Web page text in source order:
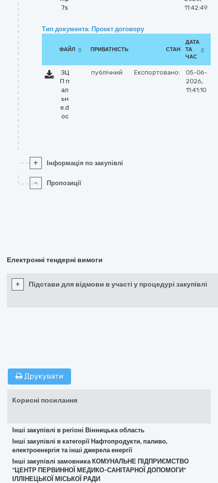
7s
11:42:49
Тип документа: Проект договору
ФАЙЛ ПРИВАТНІСТЬ СТАН
ДАТА
ТА
ЧАС
ЗЦ
П п
ал
ьн
е.d
oc
публічний Експортовано:
05-06-
2026,
11:41:10
+ Інформація по закупівлі
- Пропозиції
Електронні тендерні вимоги
+ Підстави для відмови в участі у процедурі закупівлі
Друкувати
Корисні посилання
Інші закупівлі в регіоні Вінницька область
Інші закупівлі в категорії Нафтопродукти, паливо,
електроенергія та інші джерела енергії
Інші закупівлі замовника КОМУНАЛЬНЕ ПІДПРИЄМСТВО
"ЦЕНТР ПЕРВИННОЇ МЕДИКО-САНІТАРНОЇ ДОПОМОГИ"
ІЛЛІНЕЦЬКОЇ МІСЬКОЇ РАДИ